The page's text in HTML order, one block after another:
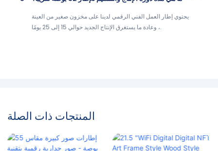
يحتوي إطار العمل الفني الرقمي لدينا على مخزون صغير من العينة
، وعادة ما يستغرق الإنتاج الجديد حوالي 15 إلى 25 يومًا.
المنتجات ذات الصلة